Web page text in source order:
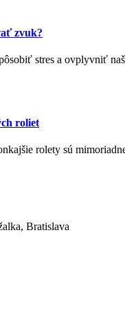
zvuk?
stres a ovplyvniť
roliet
rolety sú
Bratislava